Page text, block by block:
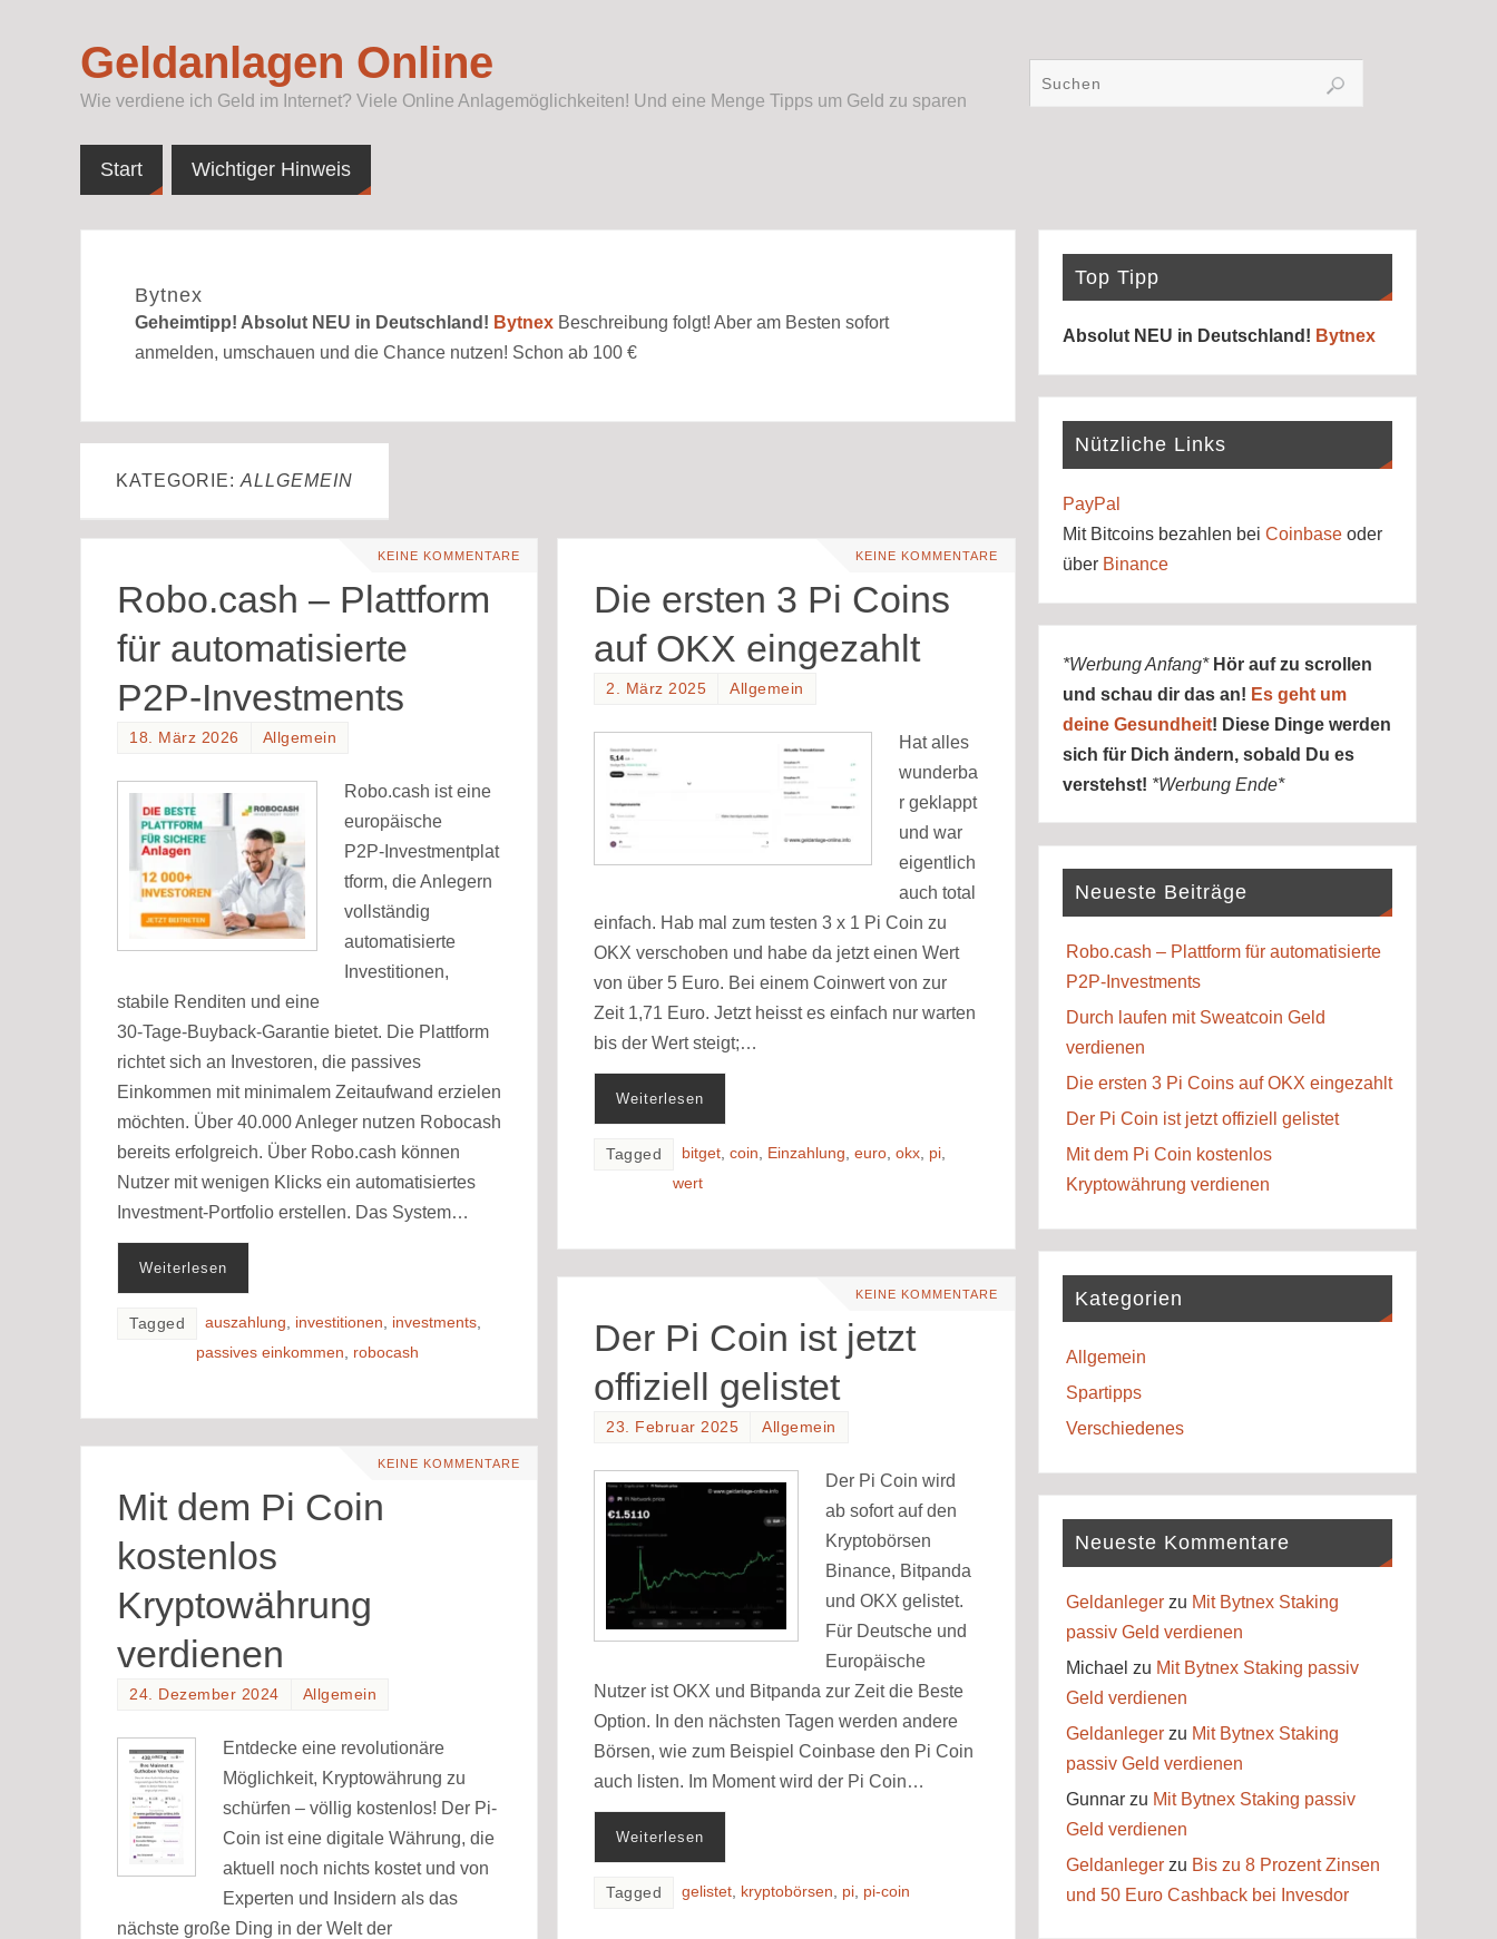
Geldanlagen Online
Wie verdiene ich Geld im Internet? Viele Online Anlagemöglichkeiten! Und eine Menge Tipps um Geld zu sparen
Start Wichtiger Hinweis
Bytnex
Geheimtipp! Absolut NEU in Deutschland! Bytnex Beschreibung folgt! Aber am Besten sofort
anmelden, umschauen und die Chance nutzen! Schon ab 100 €
KATEGORIE: ALLGEMEIN
KEINE KOMMENTARE
Robo.cash – Plattform
für automatisierte
P2P-Investments
18. März 2026 Allgemein
Robo.cash ist eine
europäische
P2P‑Investmentplat
tform, die Anlegern
vollständig
automatisierte
Investitionen,
stabile Renditen und eine
30‑Tage‑Buyback‑Garantie bietet. Die Plattform
richtet sich an Investoren, die passives
Einkommen mit minimalem Zeitaufwand erzielen
möchten. Über 40.000 Anleger nutzen Robocash
bereits erfolgreich. Über Robo.cash können
Nutzer mit wenigen Klicks ein automatisiertes
Investment-Portfolio erstellen. Das System…
Weiterlesen
Tagged auszahlung investitionen investments
passives einkommen
robocash
KEINE KOMMENTARE
Die ersten 3 Pi Coins
auf OKX eingezahlt
2. März 2025 Allgemein
Hat alles
wunderba
r geklappt
und war
eigentlich
auch total
einfach. Hab mal zum testen 3 x 1 Pi Coin zu
OKX verschoben und habe da jetzt einen Wert
von über 5 Euro. Bei einem Coinwert von zur
Zeit 1,71 Euro. Jetzt heisst es einfach nur warten
bis der Wert steigt;…
Weiterlesen
Tagged bitget ,coin Einzahlung ,euro ,okx pi
wert
KEINE KOMMENTARE
Der Pi Coin ist jetzt
offiziell gelistet
23. Februar 2025 Allgemein
Der Pi Coin wird
ab sofort auf den
Kryptobörsen
Binance, Bitpanda
und OKX gelistet.
Für Deutsche und
Europäische
Nutzer ist OKX und Bitpanda zur Zeit die Beste
Option. In den nächsten Tagen werden andere
Börsen, wie zum Beispiel Coinbase den Pi Coin
auch listen. Im Moment wird der Pi Coin…
Weiterlesen
Tagged gelistet kryptobörsen pi pi-coin
KEINE KOMMENTARE
Mit dem Pi Coin
kostenlos
Kryptowährung
verdienen
24. Dezember 2024 Allgemein
Entdecke eine revolutionäre
Möglichkeit, Kryptowährung zu
schürfen – völlig kostenlos! Der Pi-
Coin ist eine digitale Währung, die
aktuell noch nichts kostet und von
Experten und Insidern als das
nächste große Ding in der Welt der
Top Tipp
Absolut NEU in Deutschland! Bytnex
Nützliche Links
PayPal
Mit Bitcoins bezahlen bei Coinbaseoder
über Binance
*Werbung Anfang* Hör auf zu scrollen
und schau dir das an! Es geht um
deine Gesundheit! Diese Dinge werden
sich für Dich ändern, sobald Du es
verstehst! *Werbung Ende*
Neueste Beiträge
Robo.cash – Plattform für automatisierte
P2P-Investments
Durch laufen mit Sweatcoin Geld
verdienen
Die ersten 3 Pi Coins auf OKX eingezahlt
Der Pi Coin ist jetzt offiziell gelistet
Mit dem Pi Coin kostenlos
Kryptowährung verdienen
Kategorien
Allgemein
Spartipps
Verschiedenes
Neueste Kommentare
Geldanlegerzu Mit Bytnex Staking
passiv Geld verdienen
Michael zu Mit Bytnex Staking passiv
Geld verdienen
Geldanlegerzu Mit Bytnex Staking
passiv Geld verdienen
Gunnarzu Mit Bytnex Staking passiv
Geld verdienen
Geldanlegerzu Bis zu 8 Prozent Zinsen
und 50 Euro Cashback bei Invesdor